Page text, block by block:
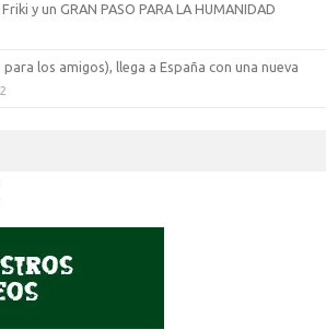
y un GRAN PASO PARA LA HUMANIDAD
los amigos), llega a España con una nueva